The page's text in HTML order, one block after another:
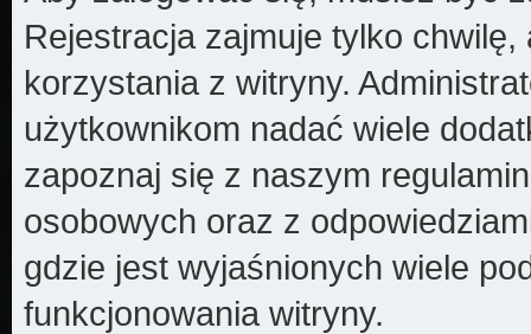
Rejestracja zajmuje tylko
korzystania z witryny.
użytkownikom nadać wiele
zapoznaj się z naszym
osobowych oraz z
gdzie jest wyjaśnionych wiele
funkcjonowania witryny.